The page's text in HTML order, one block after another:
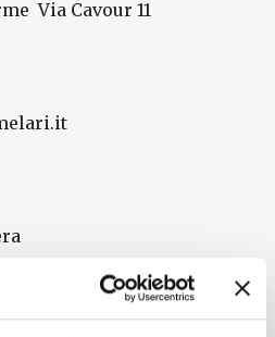
Via Cavour 11
Casciana Terme 40 km